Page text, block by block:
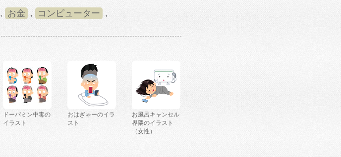
, お金 , コンピューター ,
ドーパミン中毒の
イラスト
おはぎゃーのイラ
スト
お風呂キャンセル
界隈のイラスト
（女性）